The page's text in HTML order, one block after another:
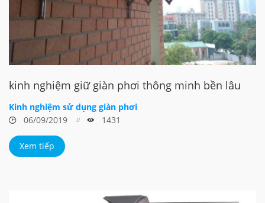
kinh nghiệm giữ giàn phơi thông minh bền lâu
Kinh nghiệm sử dụng giàn phơi
06/09/2019
1431
Xem tiếp